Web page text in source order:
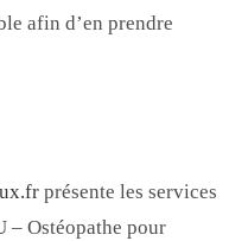
afin d’en prendre
présente les services
– Ostéopathe pour